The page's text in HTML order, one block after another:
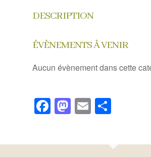
DESCRIPTION
ÉVÈNEMENTS À VENIR
Aucun évènement dans cette
Facebook
Mastodon
Email